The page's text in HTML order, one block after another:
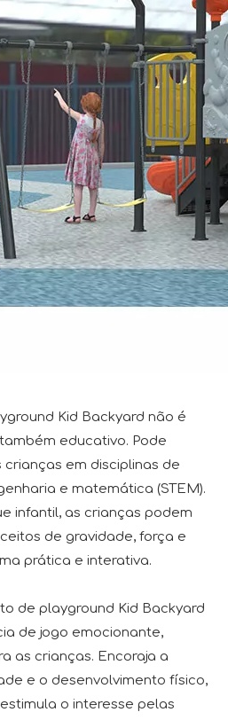
Kid Backyard não é
educativo. Pode
em disciplinas de
e matemática (STEM).
infantil, as crianças podem
de gravidade, força e
prática e interativa.
de playground Kid Backyard
de jogo emocionante,
as crianças. Encoraja a
e o desenvolvimento físico,
o interesse pelas